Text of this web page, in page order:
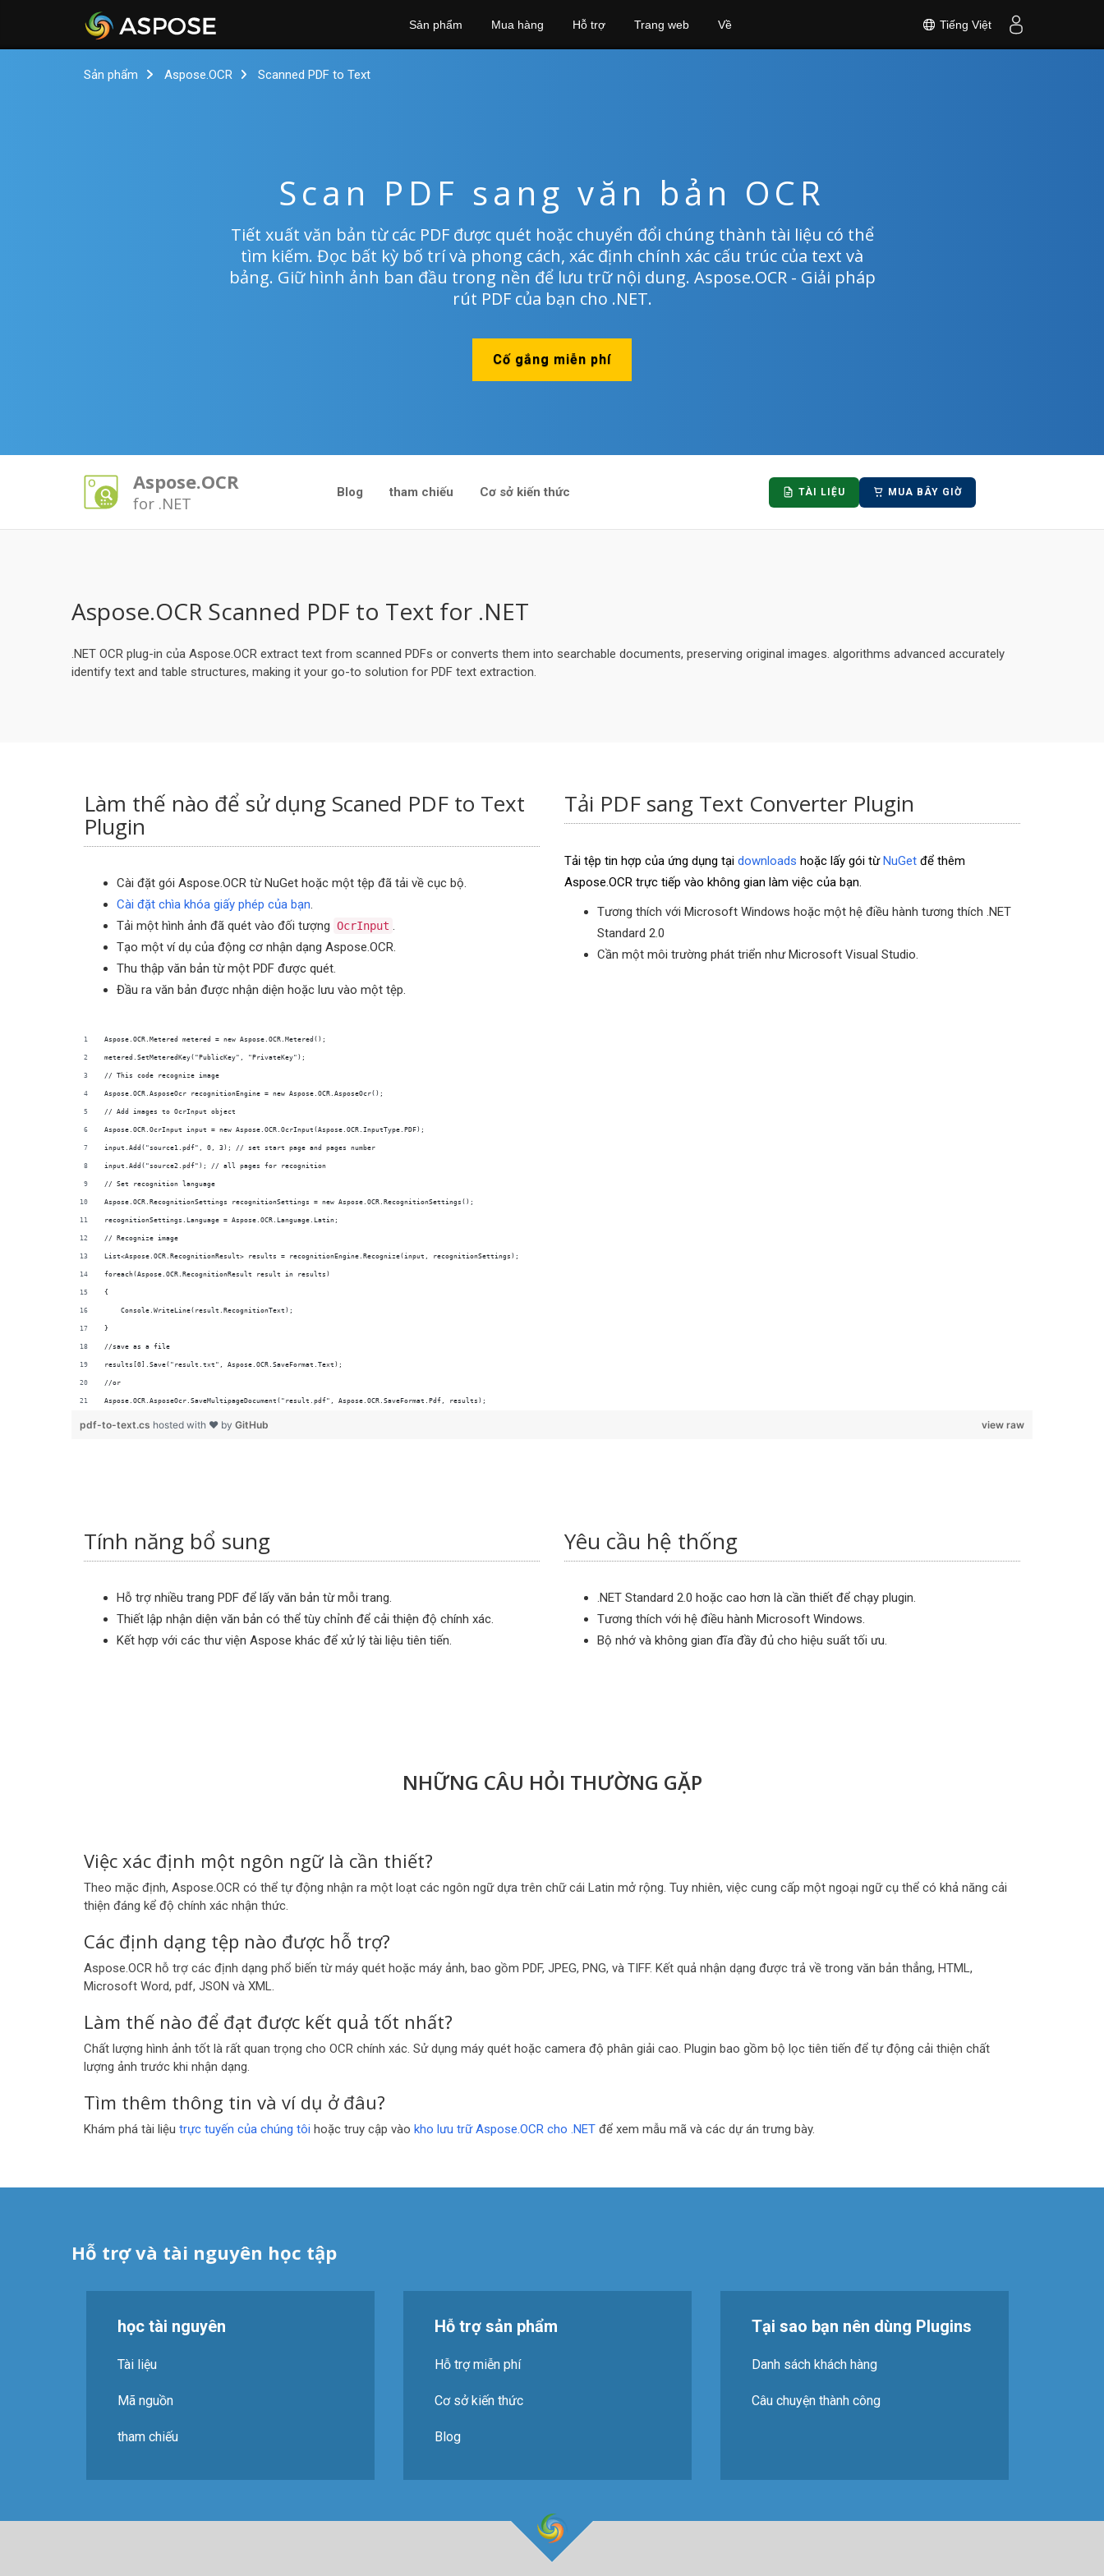
Tiếng Việt
Sản phẩm Mua hàng Hỗ trợ Trang web Về
Sản phẩm Aspose.OCR Scanned PDF to Text
Scan PDF sang văn bản OCR
Tiết xuất văn bản từ các PDF được quét hoặc chuyển đổi chúng thành tài liệu có thể
tìm kiếm. Đọc bất kỳ bố trí và phong cách, xác định chính xác cấu trúc của text và
bảng. Giữ hình ảnh ban đầu trong nền để lưu trữ nội dung. Aspose.OCR - Giải pháp
rút PDF của bạn cho .NET.
Cố gắng miễn phí
Aspose.OCR
for .NET
Blog tham chiếu Cơ sở kiến thức TÀI LIỆU MUA BÂY GIỜ
Aspose.OCR Scanned PDF to Text for .NET
.NET OCR plug-in của Aspose.OCR extract text from scanned PDFs or converts them into searchable documents, preserving original images. algorithms advanced accurately
identify text and table structures, making it your go-to solution for PDF text extraction.
Làm thế nào để sử dụng Scaned PDF to Text
Plugin
Cài đặt gói Aspose.OCR từ NuGet hoặc một tệp đã tải về cục bộ.
Cài đặt chìa khóa giấy phép của bạn.
Tải một hình ảnh đã quét vào đối tượng OcrInput .
Tạo một ví dụ của động cơ nhận dạng Aspose.OCR.
Thu thập văn bản từ một PDF được quét.
Đầu ra văn bản được nhận diện hoặc lưu vào một tệp.
Tải PDF sang Text Converter Plugin
Tải tệp tin hợp của ứng dụng tại downloads hoặc lấy gói từNuGet để thêm
Aspose.OCR trực tiếp vào không gian làm việc của bạn.
Tương thích với Microsoft Windows hoặc một hệ điều hành tương thích .NET
Standard 2.0
Cần một môi trường phát triển như Microsoft Visual Studio.
Aspose.OCR.Metered metered = new Aspose.OCR.Metered();
metered.SetMeteredKey("PublicKey", "PrivateKey");
// This code recognize image
Aspose.OCR.AsposeOcr recognitionEngine = new Aspose.OCR.AsposeOcr();
// Add images to OcrInput object
Aspose.OCR.OcrInput input = new Aspose.OCR.OcrInput(Aspose.OCR.InputType.PDF);
input.Add("source1.pdf", 0, 3); // set start page and pages number
input.Add("source2.pdf"); // all pages for recognition
// Set recognition language
Aspose.OCR.RecognitionSettings recognitionSettings = new Aspose.OCR.RecognitionSettings();
recognitionSettings.Language = Aspose.OCR.Language.Latin;
// Recognize image
List<Aspose.OCR.RecognitionResult> results = recognitionEngine.Recognize(input, recognitionSettings);
foreach(Aspose.OCR.RecognitionResult result in results)
{
    Console.WriteLine(result.RecognitionText);
}
//save as a file
results[0].Save("result.txt", Aspose.OCR.SaveFormat.Text);
//or
Aspose.OCR.AsposeOcr.SaveMultipageDocument("result.pdf", Aspose.OCR.SaveFormat.Pdf, results);
view raw
pdf-to-text.cs hosted with ❤ by GitHub
Tính năng bổ sung
Hỗ trợ nhiều trang PDF để lấy văn bản từ mỗi trang.
Thiết lập nhận diện văn bản có thể tùy chỉnh để cải thiện độ chính xác.
Kết hợp với các thư viện Aspose khác để xử lý tài liệu tiên tiến.
Yêu cầu hệ thống
.NET Standard 2.0 hoặc cao hơn là cần thiết để chạy plugin.
Tương thích với hệ điều hành Microsoft Windows.
Bộ nhớ và không gian đĩa đầy đủ cho hiệu suất tối ưu.
NHỮNG CÂU HỎI THƯỜNG GẶP
Việc xác định một ngôn ngữ là cần thiết?
Theo mặc định, Aspose.OCR có thể tự động nhận ra một loạt các ngôn ngữ dựa trên chữ cái Latin mở rộng. Tuy nhiên, việc cung cấp một ngoại ngữ cụ thể có khả năng cải
thiện đáng kể độ chính xác nhận thức.
Các định dạng tệp nào được hỗ trợ?
Aspose.OCR hỗ trợ các định dạng phổ biến từ máy quét hoặc máy ảnh, bao gồm PDF, JPEG, PNG, và TIFF. Kết quả nhận dạng được trả về trong văn bản thẳng, HTML,
Microsoft Word, pdf, JSON và XML.
Làm thế nào để đạt được kết quả tốt nhất?
Chất lượng hình ảnh tốt là rất quan trọng cho OCR chính xác. Sử dụng máy quét hoặc camera độ phân giải cao. Plugin bao gồm bộ lọc tiên tiến để tự động cải thiện chất
lượng ảnh trước khi nhận dạng.
Tìm thêm thông tin và ví dụ ở đâu?
Khám phá tài liệu trực tuyến của chúng tôi hoặc truy cập vào kho lưu trữ Aspose.OCR cho .NET để xem mẫu mã và các dự án trưng bày.
Hỗ trợ và tài nguyên học tập
học tài nguyên
Tài liệu
Mã nguồn
tham chiếu
Hỗ trợ sản phẩm
Hỗ trợ miễn phí
Cơ sở kiến thức
Blog
Tại sao bạn nên dùng Plugins
Danh sách khách hàng
Câu chuyện thành công